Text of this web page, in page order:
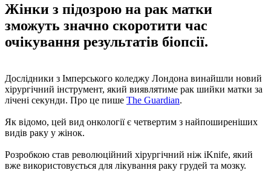
Жінки з підозрою на рак матки
зможуть значно скоротити час
очікування результатів біопсії.
Дослідники з Імперського коледжу Лондона винайшли новий
хірургічний інструмент, який виявлятиме рак шийки матки за
лічені секунди. Про це пише The Guardian.
Як відомо, цей вид онкології є четвертим з найпоширеніших
видів раку у жінок.
Розробкою став революційний хірургічний ніж iKnife, який
вже використовується для лікування раку грудей та мозку.